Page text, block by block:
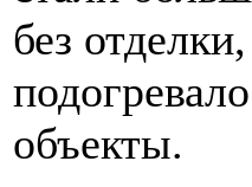
без
объекты.